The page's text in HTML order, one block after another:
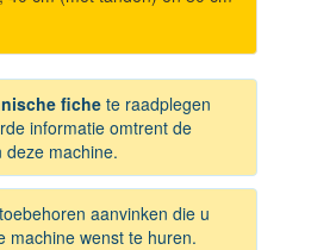
fiche te raadplegen
informatie omtrent de
deze machine.
aanvinken die u
machine wenst te huren.